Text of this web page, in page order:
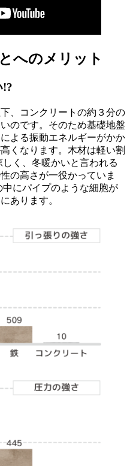
へのメリット
!?
、コンクリートの約３分の
のです。そのため基礎地盤
よる振動エネルギーがかか
くなります。木材は軽い割
く、冬暖かいと言われる
の高さが一役かっていま
にパイプのような細胞が
あります。